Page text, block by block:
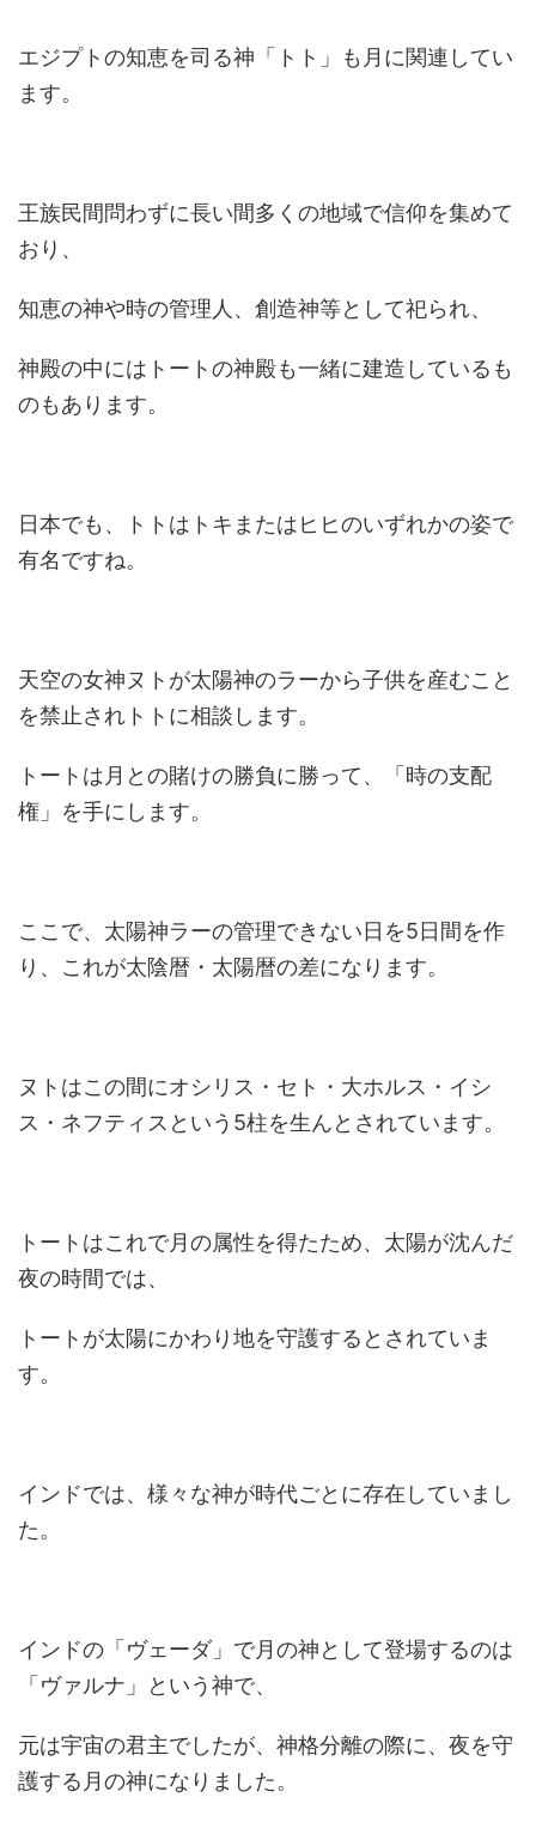
エジプトの知恵を司る神「トト」も月に関連してい
ます。
王族民間問わずに長い間多くの地域で信仰を集めて
おり、
知恵の神や時の管理人、創造神等として祀られ、
神殿の中にはトートの神殿も一緒に建造しているも
のもあります。
日本でも、トトはトキまたはヒヒのいずれかの姿で
有名ですね。
天空の女神ヌトが太陽神のラーから子供を産むこと
を禁止されトトに相談します。
トートは月との賭けの勝負に勝って、「時の支配
権」を手にします。
ここで、太陽神ラーの管理できない日を5日間を作
り、これが太陰暦・太陽暦の差になります。
ヌトはこの間にオシリス・セト・大ホルス・イシ
ス・ネフティスという5柱を生んとされています。
トートはこれで月の属性を得たため、太陽が沈んだ
夜の時間では、
トートが太陽にかわり地を守護するとされていま
す。
インドでは、様々な神が時代ごとに存在していまし
た。
インドの「ヴェーダ」で月の神として登場するのは
「ヴァルナ」という神で、
元は宇宙の君主でしたが、神格分離の際に、夜を守
護する月の神になりました。